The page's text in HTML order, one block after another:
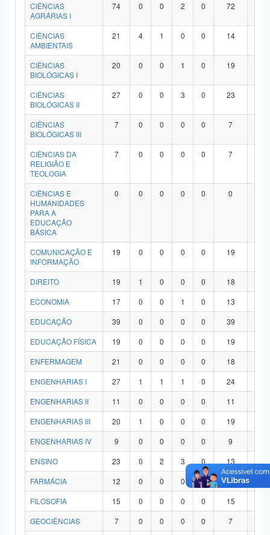
CIÊNCIAS
AGRÁRIAS I
74 0 0 2 0 72
CIÊNCIAS
AMBIENTAIS
21 4 1 0 0 14
CIÊNCIAS
BIOLÓGICAS I
20 0 0 1 0 19
CIÊNCIAS
BIOLÓGICAS II
27 0 0 3 0 23
CIÊNCIAS
BIOLÓGICAS III
7 0 0 0 0 7
CIÊNCIAS DA
RELIGIÃO E
TEOLOGIA
7 0 0 0 0 7
CIÊNCIAS E
HUMANIDADES
PARA A
EDUCAÇÃO
BÁSICA
0 0 0 0 0 0
COMUNICAÇÃO E
INFORMAÇÃO
19 0 0 0 0 19
DIREITO 19 1 0 0 0 18
ECONOMIA
17 0 0 1 0 13
EDUCAÇÃO
39 0 0 0 0 39
EDUCAÇÃO FÍSICA
19 0 0 0 0 19
ENFERMAGEM
21 0 0 0 0 18
ENGENHARIAS I
27 1 1 1 0 24
ENGENHARIAS II
11 0 0 0 0 11
ENGENHARIAS III
20 1 0 0 0 19
ENGENHARIAS IV
9 0 0 0 0 9
ENSINO
23 0 2 3 0 13
FARMÁCIA
12 0 0 0 0 12
FILOSOFIA
15 0 0 0 0 15
GEOCIÊNCIAS
7 0 0 0 0 7